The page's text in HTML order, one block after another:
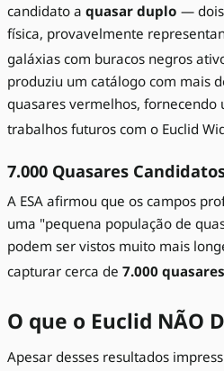
candidato a quasar duplo — dois
física, provavelmente
galáxias com buracos negros
produziu um catálogo com mais
quasares vermelhos, fornecendo
trabalhos futuros com o Euclid
7.000 Quasares
A ESA afirmou que os campos
uma "pequena população de
podem ser vistos muito mais
capturar cerca de 7.000
O que o Euclid NÃO
Apesar desses resultados